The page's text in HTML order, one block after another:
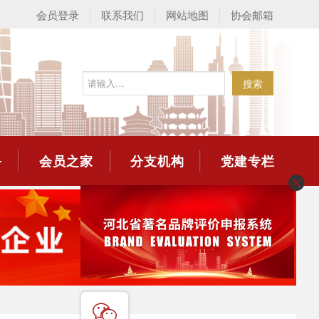
会员登录 联系我们 网站地图 协会邮箱
搜索
会员之家 分支机构 党建专栏